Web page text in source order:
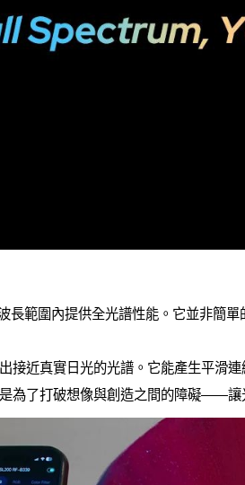
長範圍內提供全光譜性能。它並非簡
接近真實日光的光譜。它能產生平滑
為了打破想像與創造之間的障礙——讓